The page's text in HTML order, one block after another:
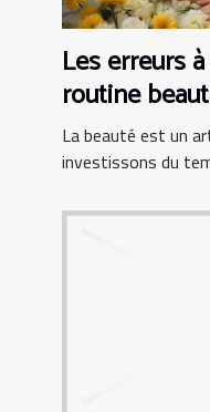
Les erreurs
routine
La beauté est un
investissons du